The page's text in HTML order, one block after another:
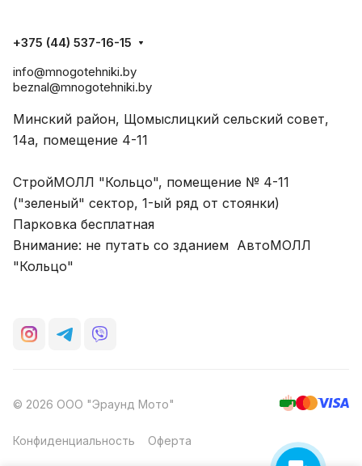
+375 (44) 537-16-15
info@mnogotehniki.by
beznal@mnogotehniki.by
Минский район, Щомыслицкий сельский совет,
14а, помещение 4-11
СтройМОЛЛ "Кольцо", помещение № 4-11
("зеленый" сектор, 1-ый ряд от стоянки)
Парковка бесплатная
Внимание: не путать со зданием АвтоМОЛЛ
"Кольцо"
© 2026 ООО "Эраунд Мото"
Конфиденциальность Оферта